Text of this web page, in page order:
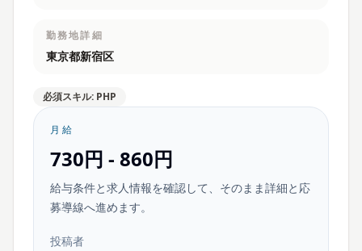
勤務地詳細
東京都新宿区
必須スキル: PHP
月給
730円 - 860円
給与条件と求人情報を確認して、そのまま詳細と応
募導線へ進めます。
投稿者